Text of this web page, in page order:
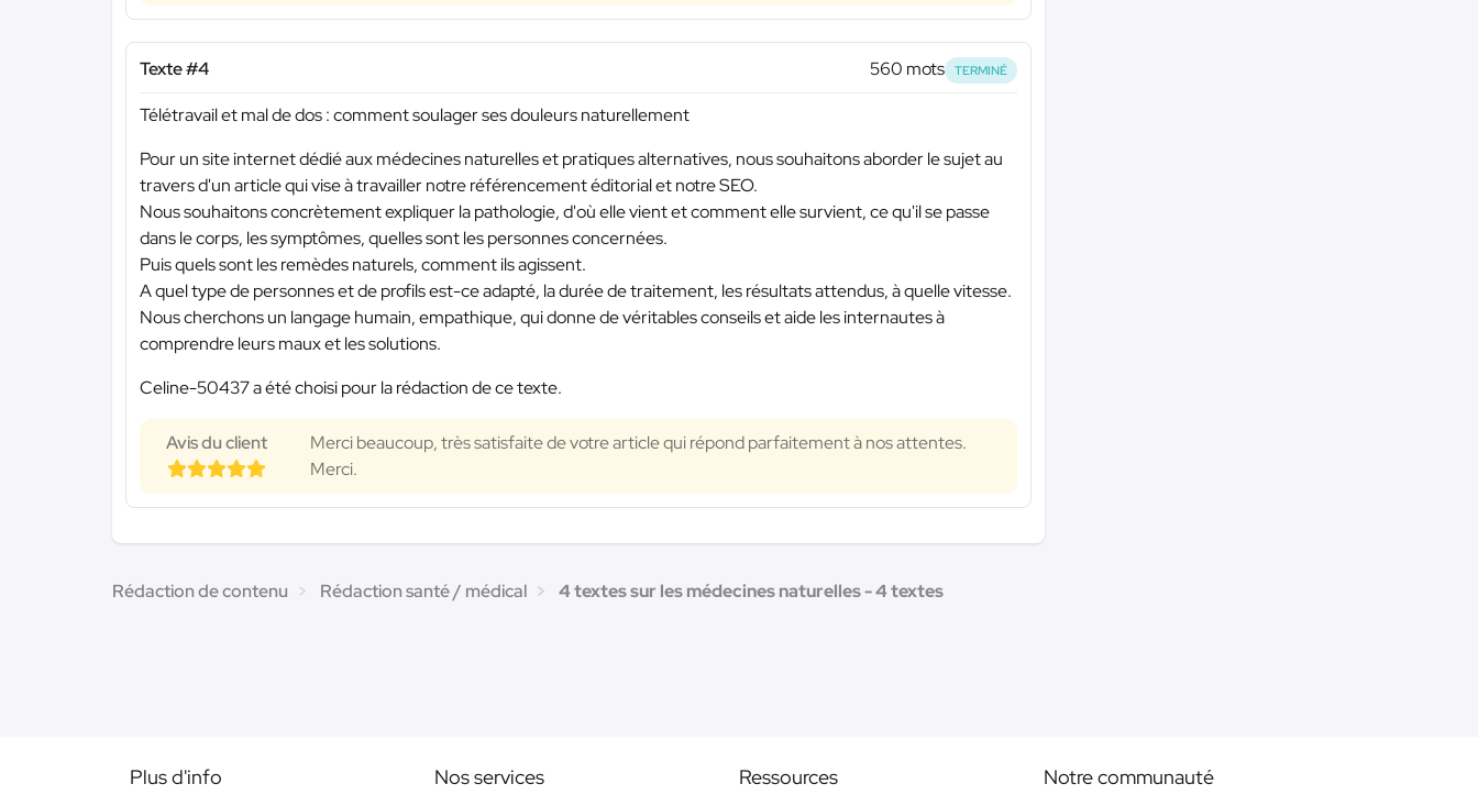
Texte #4 560 mots TERMINÉ
Télétravail et mal de dos : comment soulager ses douleurs naturellement
Pour un site internet dédié aux médecines naturelles et pratiques alternatives, nous souhaitons aborder le sujet au
travers d'un article qui vise à travailler notre référencement éditorial et notre SEO.
Nous souhaitons concrètement expliquer la pathologie, d'où elle vient et comment elle survient, ce qu'il se passe
dans le corps, les symptômes, quelles sont les personnes concernées.
Puis quels sont les remèdes naturels, comment ils agissent.
A quel type de personnes et de profils est-ce adapté, la durée de traitement, les résultats attendus, à quelle vitesse.
Nous cherchons un langage humain, empathique, qui donne de véritables conseils et aide les internautes à
comprendre leurs maux et les solutions.
Celine-50437 a été choisi pour la rédaction de ce texte.
Avis du client
Merci beaucoup, très satisfaite de votre article qui répond parfaitement à nos attentes.
Merci.
Rédaction de contenu Rédaction santé / médical 4 textes sur les médecines naturelles - 4 textes
Plus d'info Nos services Ressources Notre communauté